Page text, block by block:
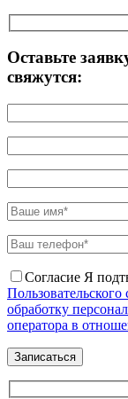
Оставьте
свяжутся:
Согласие Я
Пользовательского
обработку
оператора в